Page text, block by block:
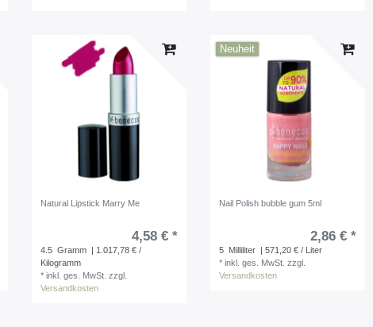
Natural Lipstick Marry Me
4,58 € *
4.5 Gramm | 1.017,78 € /
Kilogramm
*inkl. ges. MwSt. zzgl.
Versandkosten
Neuheit
Nail Polish bubble gum 5ml
2,86 € *
5 Milliliter | 571,20 € / Liter
*inkl. ges. MwSt. zzgl.
Versandkosten